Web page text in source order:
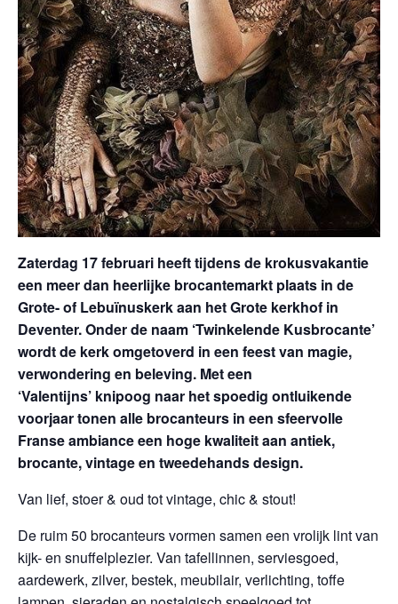
Zaterdag 17 februari heeft tijdens de krokusvakantie
een meer dan heerlijke brocantemarkt plaats in de
Grote- of Lebuïnuskerk aan het Grote kerkhof in
Deventer. Onder de naam ‘Twinkelende Kusbrocante’
wordt de kerk omgetoverd in een feest van magie,
verwondering en beleving. Met een
‘Valentijns’ knipoog naar het spoedig ontluikende
voorjaar tonen alle brocanteurs in een sfeervolle
Franse ambiance een hoge kwaliteit aan antiek,
brocante, vintage en tweedehands design.
Van lief, stoer & oud tot vintage, chic & stout!
De ruim 50 brocanteurs vormen samen een vrolijk lint van
kijk- en snuffelplezier. Van tafellinnen, serviesgoed,
aardewerk, zilver, bestek, meubilair, verlichting, toffe